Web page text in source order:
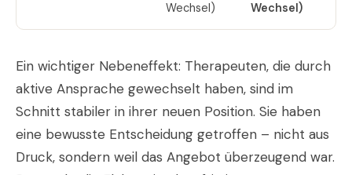
Wechsel)
Wechsel)
Ein wichtiger Nebeneffekt: Therapeuten, die durch
aktive Ansprache gewechselt haben, sind im
Schnitt stabiler in ihrer neuen Position. Sie haben
eine bewusste Entscheidung getroffen – nicht aus
Druck, sondern weil das Angebot überzeugend war.